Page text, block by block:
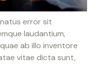
error sit
laudantium,
ab illo inventore
vitae dicta sunt,